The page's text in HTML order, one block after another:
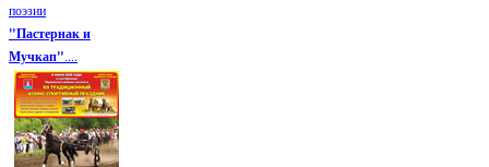
поэзии
"Пастернак и
Мучкап"....